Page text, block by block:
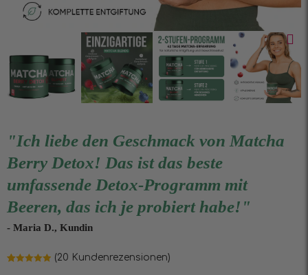
"Ich liebe den Geschmack von Matcha
Berry Detox! Das ist das beste
umfassende Detox-Programm mit
Beeren, das ich je probiert habe!"
- Maria D., Kundin
(20 Kundenrezensionen)